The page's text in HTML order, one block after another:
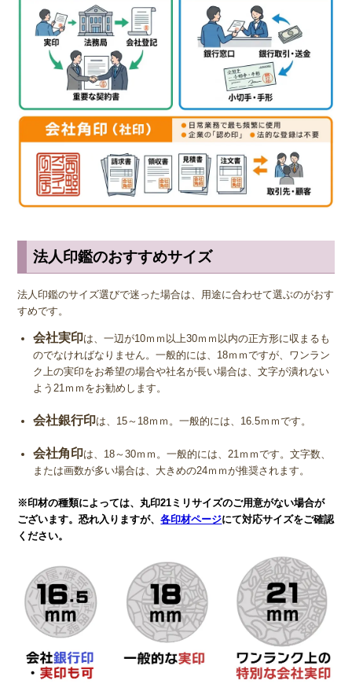
◆ チタンの印鑑の保管方法
チタンの印鑑は傷がつきにくく錆びないという性質を持っているた
め、手入れも保管も手間がかかりません。 ほかの印鑑が水洗い禁止
であるのに対し、チタンの印鑑だけは水洗いしても何の問題もありま
せん。 印鑑が朱肉で汚れたら、その都度指や柔らかい歯ブラシで水
洗いしましょう。簡単に汚れを落とすことができます。 保管方法
も、きれいに汚れを落として専用の印鑑ケースに入れておけば問題あ
りません。
法人印鑑のおすすめサイズ
法人印鑑のサイズ選びで迷った場合は、用途に合わせて選ぶのがおす
すめです。
会社実印は、一辺が10ｍｍ以上30ｍｍ以内の正方形に収まるも
のでなければなりません。一般的には、18ｍｍですが、ワンラン
ク上の実印をお希望の場合や社名が長い場合は、文字が潰れない
よう21ｍｍをお勧めします。
会社銀行印は、15～18ｍｍ。一般的には、16.5ｍｍです。
会社角印は、18～30ｍｍ。一般的には、21ｍｍです。文字数、
または画数が多い場合は、大きめの24ｍｍが推奨されます。
※印材の種類によっては、丸印21ミリサイズのご用意がない場合が
ございます。恐れ入りますが、各印材ページにて対応サイズをご確認
ください。